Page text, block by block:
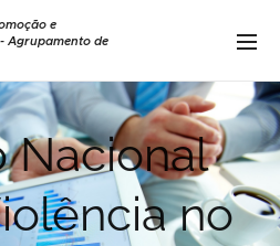
e
Agrupamento de
Nacional
no